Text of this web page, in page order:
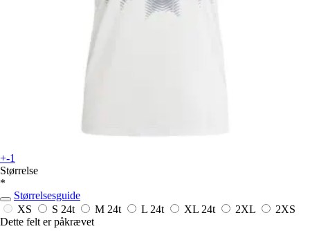
+-1
Størrelse
*
Størrelsesguide
XS
S 24t M 24t L 24t XL 24t 2XL
2XS
Dette felt er påkrævet